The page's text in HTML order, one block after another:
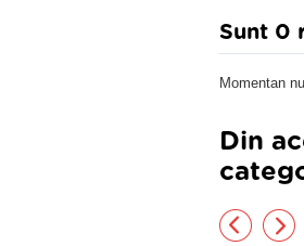
Sunt 0
Momentan
Din